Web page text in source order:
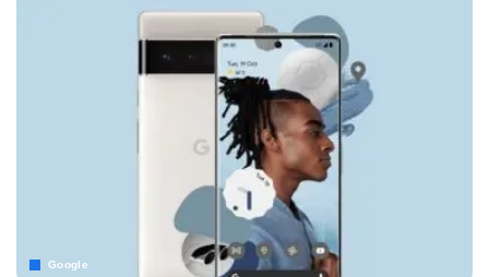
Google